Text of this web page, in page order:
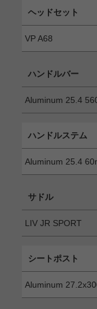
ヘッドセット
VP A68
ハンドルバー
Aluminum 25.4
ハンドルステム
Aluminum 25.4
サドル
LIV JR SPORT
シートポスト
Aluminum